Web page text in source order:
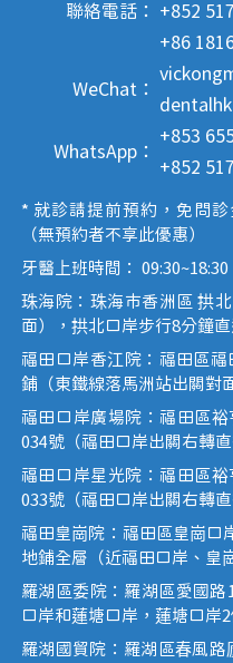
聯絡電話：
+852
+86
WeChat：
dentalhk
WhatsApp：
+853
+852
* 就診請提前預約，免問
（無預約者不享此優惠）
牙醫上班時間：
珠海院：珠海市香洲區 拱
面），拱北口岸步行8分鐘直
福田口岸香江院：福田區
鋪（東鐵線落馬洲站出關對
福田口岸廣場院：福田區
034號（福田口岸出關右轉直
福田口岸星光院：福田區
033號（福田口岸出關右轉直
福田皇崗院：福田區皇崗口
地鋪全層（近福田口岸、皇
羅湖區委院：羅湖區愛國
口岸和蓮塘口岸，蓮塘口岸
羅湖國貿院：羅湖區春風路